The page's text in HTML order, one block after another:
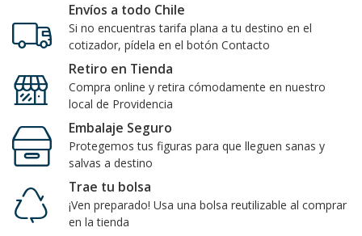
Envíos a todo Chile
Si no encuentras tarifa plana a tu destino en el
cotizador, pídela en el botón Contacto
Retiro en Tienda
Compra online y retira cómodamente en nuestro
local de Providencia
Embalaje Seguro
Protegemos tus figuras para que lleguen sanas y
salvas a destino
Trae tu bolsa
¡Ven preparado! Usa una bolsa reutilizable al comprar
en la tienda